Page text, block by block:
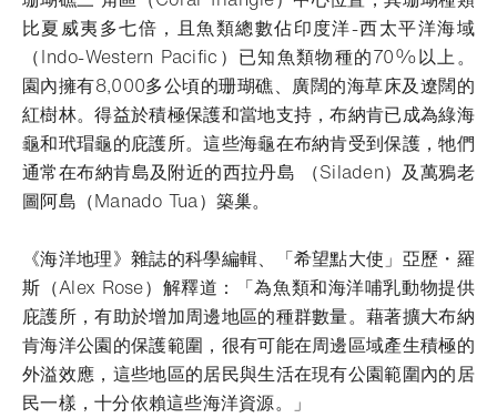
比夏威夷多七倍，且魚類總數佔印度洋-西太平洋海域
（Indo-Western Pacific）已知魚類物種的70%以上。
園內擁有8,000多公頃的珊瑚礁、廣闊的海草床及遼闊的
紅樹林。得益於積極保護和當地支持，布納肯已成為綠海
龜和玳瑁龜的庇護所。這些海龜在布納肯受到保護，牠們
通常在布納肯島及附近的西拉丹島 （Siladen）及萬鴉老
圖阿島（Manado Tua）築巢。
《海洋地理》雜誌的科學編輯、「希望點大使」亞歷・羅
斯（Alex Rose）解釋道：「為魚類和海洋哺乳動物提供
庇護所，有助於增加周邊地區的種群數量。藉著擴大布納
肯海洋公園的保護範圍，很有可能在周邊區域產生積極的
外溢效應，這些地區的居民與生活在現有公園範圍內的居
民一樣，十分依賴這些海洋資源。」